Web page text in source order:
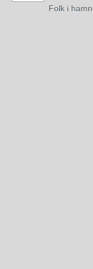
Folk i